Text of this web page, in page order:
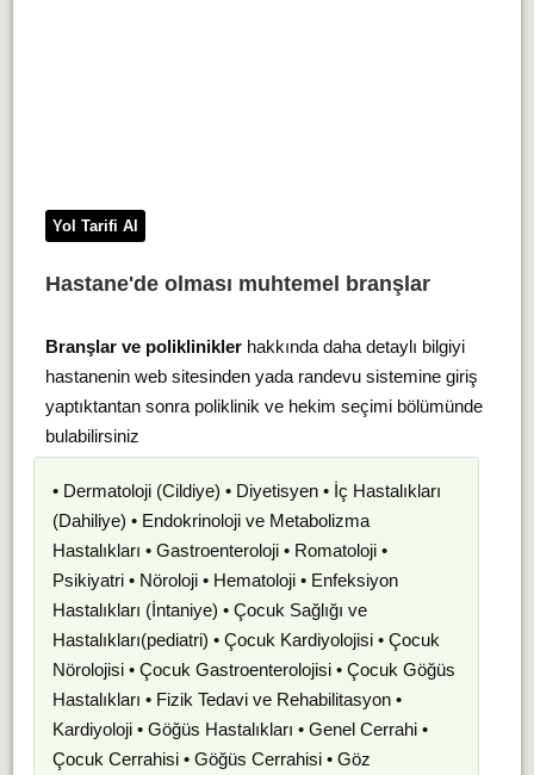
Yol Tarifi Al
Hastane'de olması muhtemel branşlar
Branşlar ve polikliniklerhakkında daha detaylı bilgiyi
hastanenin web sitesinden yada randevu sistemine giriş
yaptıktantan sonra poliklinik ve hekim seçimi bölümünde
bulabilirsiniz
• Dermatoloji (Cildiye) • Diyetisyen • İç Hastalıkları
(Dahiliye) • Endokrinoloji ve Metabolizma
Hastalıkları • Gastroenteroloji • Romatoloji •
Psikiyatri • Nöroloji • Hematoloji • Enfeksiyon
Hastalıkları (İntaniye) • Çocuk Sağlığı ve
Hastalıkları(pediatri) • Çocuk Kardiyolojisi • Çocuk
Nörolojisi • Çocuk Gastroenterolojisi • Çocuk Göğüs
Hastalıkları • Fizik Tedavi ve Rehabilitasyon •
Kardiyoloji • Göğüs Hastalıkları • Genel Cerrahi •
Çocuk Cerrahisi • Göğüs Cerrahisi • Göz